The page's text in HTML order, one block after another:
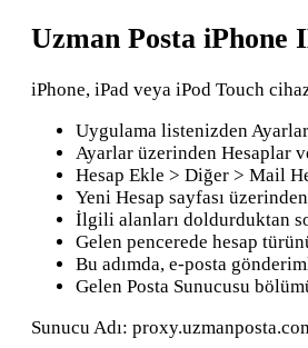
Uzman Posta
iPhone, iPad veya iPod Touch
Uygulama listenizden
Ayarlar üzerinden Hesaplar
Hesap Ekle > Diğer > Mail
Yeni Hesap sayfası
İlgili alanları doldurduktan
Gelen pencerede hesap
Bu adımda, e-posta
Gelen Posta Sunucusu
Sunucu Adı: